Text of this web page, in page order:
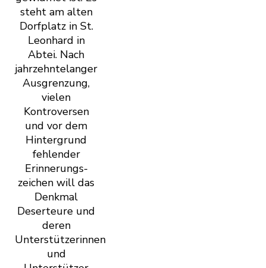
steht am alten
Dorfplatz in St.
Leonhard in
Abtei. Nach
jahrzehntelanger
Ausgrenzung,
vielen
Kontroversen
und vor dem
Hintergrund
fehlender
Erinnerungs-
zeichen will das
Denkmal
Deserteure und
deren
Unterstützerinnen
und